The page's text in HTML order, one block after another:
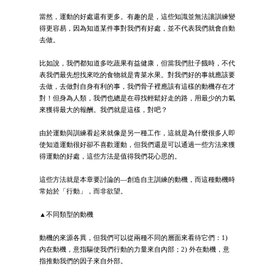
當然，運動的好處還有更多。有趣的是，這些知識並無法讓訓練變
得更容易，因為知道某件事對我們有好處，並不代表我們就會自動
去做。
比如說，我們都知道多吃蔬果有益健康，但當我們肚子餓時，不代
表我們最先想找來吃的食物就是青菜水果。對我們好的事就應該要
去做，去做對自身有利的事，我們骨子裡應該有這樣的動機存在才
對！但身為人類，我們也總是在尋找輕鬆好走的路，用最少的力氣
來獲得最大的報酬。我們就是這樣，對吧？
由於運動與訓練看起來就像是另一種工作，這就是為什麼很多人即
使知道運動很好卻不喜歡運動，但我們還是可以通過一些方法來獲
得運動的好處，這些方法是值得我們花心思的。
這些方法就是本章要討論的—創造自主訓練的動機，而這種動機時
常始於「行動」，而非欲望。
▲不同類型的動機
動機的來源各異，但我們可以從兩種不同的層面來看待它們：1)
內在動機，意指驅使我們行動的力量來自內部；2) 外在動機，意
指推動我們的因子來自外部。